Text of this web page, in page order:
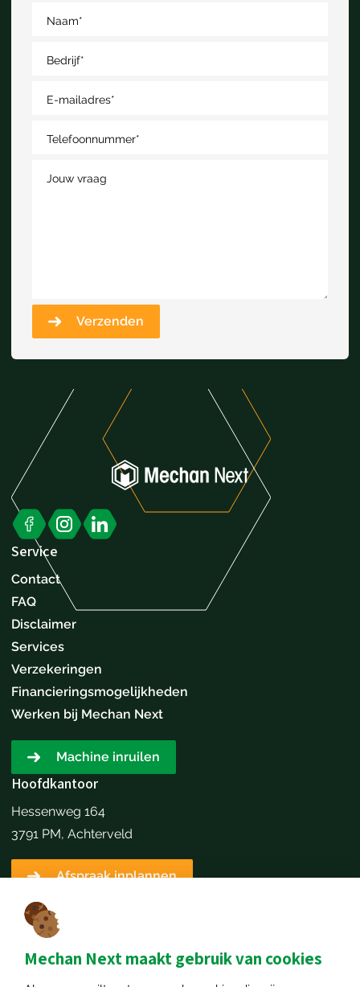
Mechan Next maakt gebruik van cookies
Naam*
Bedrijf*
E-mailadres*
Telefoonnummer*
Jouw vraag
Verzenden
Service
Contact
FAQ
Disclaimer
Services
Verzekeringen
Financieringsmogelijkheden
Werken bij Mechan Next
Machine inruilen
Hoofdkantoor
Hessenweg 164
3791 PM, Achterveld
Afspraak inplannen
Contactgegevens
+31651173646
info@mechannext.nl